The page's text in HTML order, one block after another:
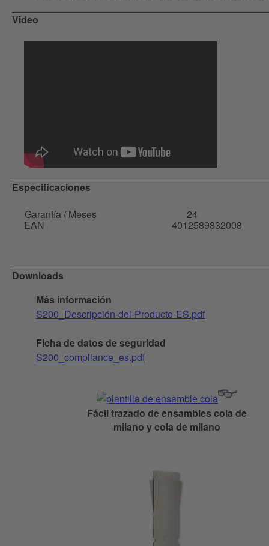
Video
Especificaciones
Garantía / Meses
24
EAN 4012589832008
Downloads
Más información
S200_Descripción-del-Producto-ES.pdf
Ficha de datos de seguridad
S200_compliance_es.pdf
Fácil trazado de ensambles cola de
milano y cola de milano